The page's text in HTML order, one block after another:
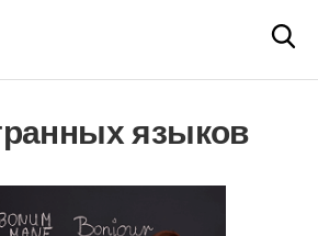
языков